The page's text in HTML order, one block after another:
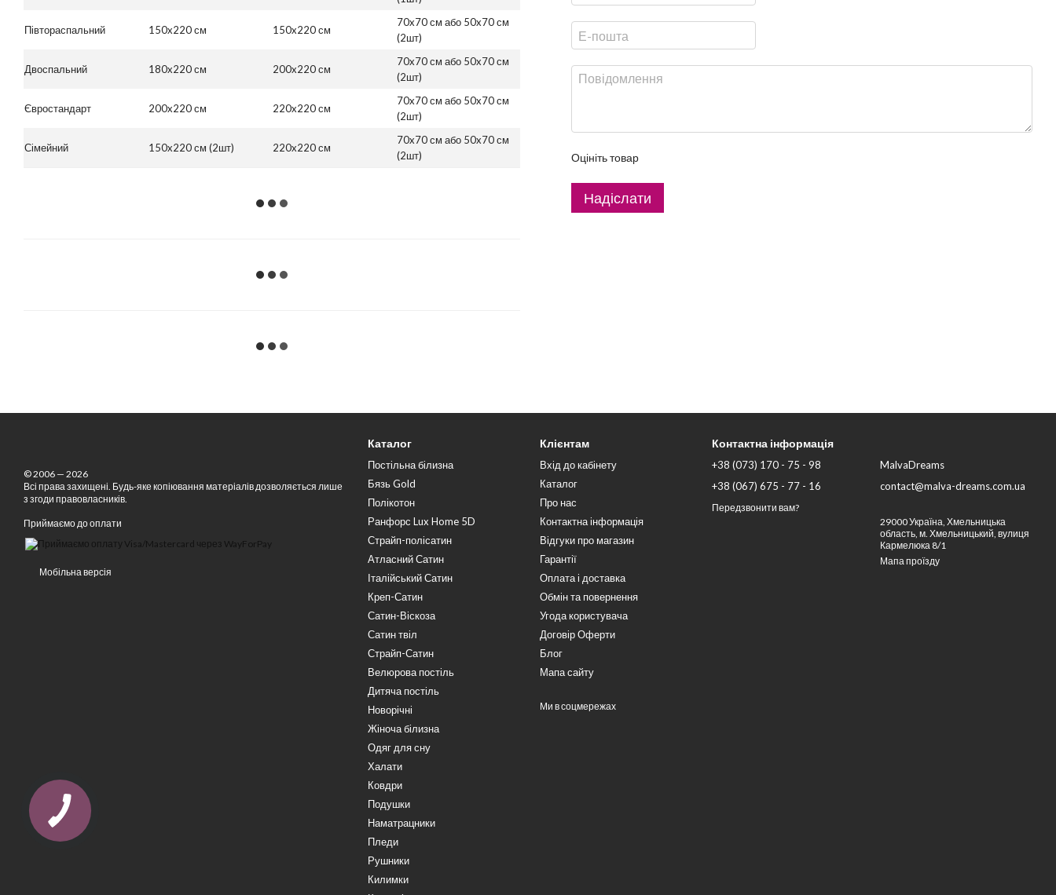
Півтораспальний 150x220 см 150x220 см
70x70 см або 50x70 см
(2шт)
Двоспальний 180x220 см 200x220 см
70x70 см або 50x70 см
(2шт)
Євростандарт 200x220 см 220x220 см
70x70 см або 50x70 см
(2шт)
Сімейний 150x220 см (2шт) 220x220 см
70x70 см або 50x70 см
(2шт)
Оцініть товар
Надіслати
© 2006 — 2026
Всі права захищені. Будь-яке копіювання матеріалів дозволяється лише
з згоди правовласників.
Приймаємо до оплати
Мобільна версія
Каталог
Постільна білизна
Бязь Gold
Полікотон
Ранфорс Lux Home 5D
Страйп-полісатин
Атласний Сатин
Італійський Сатин
Креп-Сатин
Сатин-Віскоза
Сатин твіл
Страйп-Сатин
Велюрова постіль
Дитяча постіль
Новорічні
Жіноча білизна
Одяг для сну
Халати
Ковдри
Подушки
Наматрацники
Пледи
Рушники
Килимки
Клієнтам
Вхід до кабінету
Каталог
Про нас
Контактна інформація
Відгуки про магазин
Гарантії
Оплата і доставка
Обмін та повернення
Угода користувача
Договір Оферти
Блог
Мапа сайту
Ми в соцмережах
Контактна інформація
+38 (073) 170 - 75 - 98
+38 (067) 675 - 77 - 16
Передзвонити вам?
MalvaDreams
contact@malva-dreams.com.ua
29000 Україна, Хмельницька
область, м. Хмельницький, вулиця
Кармелюка 8/1
Мапа проїзду